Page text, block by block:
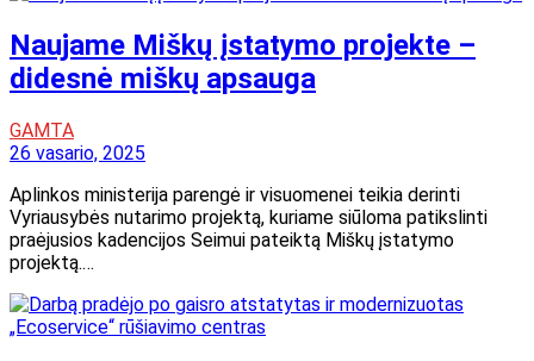
Naujame Miškų įstatymo projekte –
didesnė miškų apsauga
GAMTA
26 vasario, 2025
Aplinkos ministerija parengė ir visuomenei teikia derinti
Vyriausybės nutarimo projektą, kuriame siūloma patikslinti
praėjusios kadencijos Seimui pateiktą Miškų įstatymo
projektą.…